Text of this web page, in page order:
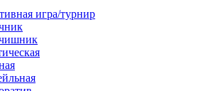
игра/турнир